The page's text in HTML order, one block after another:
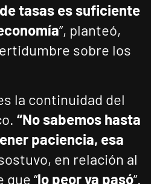
tasas es suficiente
”, planteó,
sobre los
la continuidad del
“No sabemos hasta
paciencia, esa
en relación al
“lo peor ya pasó”.